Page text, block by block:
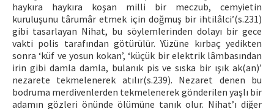
haykıra haykıra koşan milli bir meczub, cemyietin
kuruluşunu târumâr etmek için doğmuş bir ihtilâlci’(s.231)
gibi tasarlayan Nihat, bu söylemlerinden dolayı bir gece
vakti polis tarafından götürülür. Yüzüne kırbaç yedikten
sonra ‘küf ve yosun kokan’, ‘küçük bir elektrik lâmbasından
irin gibi damla damla, bulanık pis ve sıska bir ışık ak(an)’
nezarete tekmelenerek atılır(s.239). Nezaret denen bu
bodruma merdivenlerden tekmelenerek gönderilen yaşlı bir
adamın gözleri önünde ölümüne tanık olur. Nihat’ı diğer